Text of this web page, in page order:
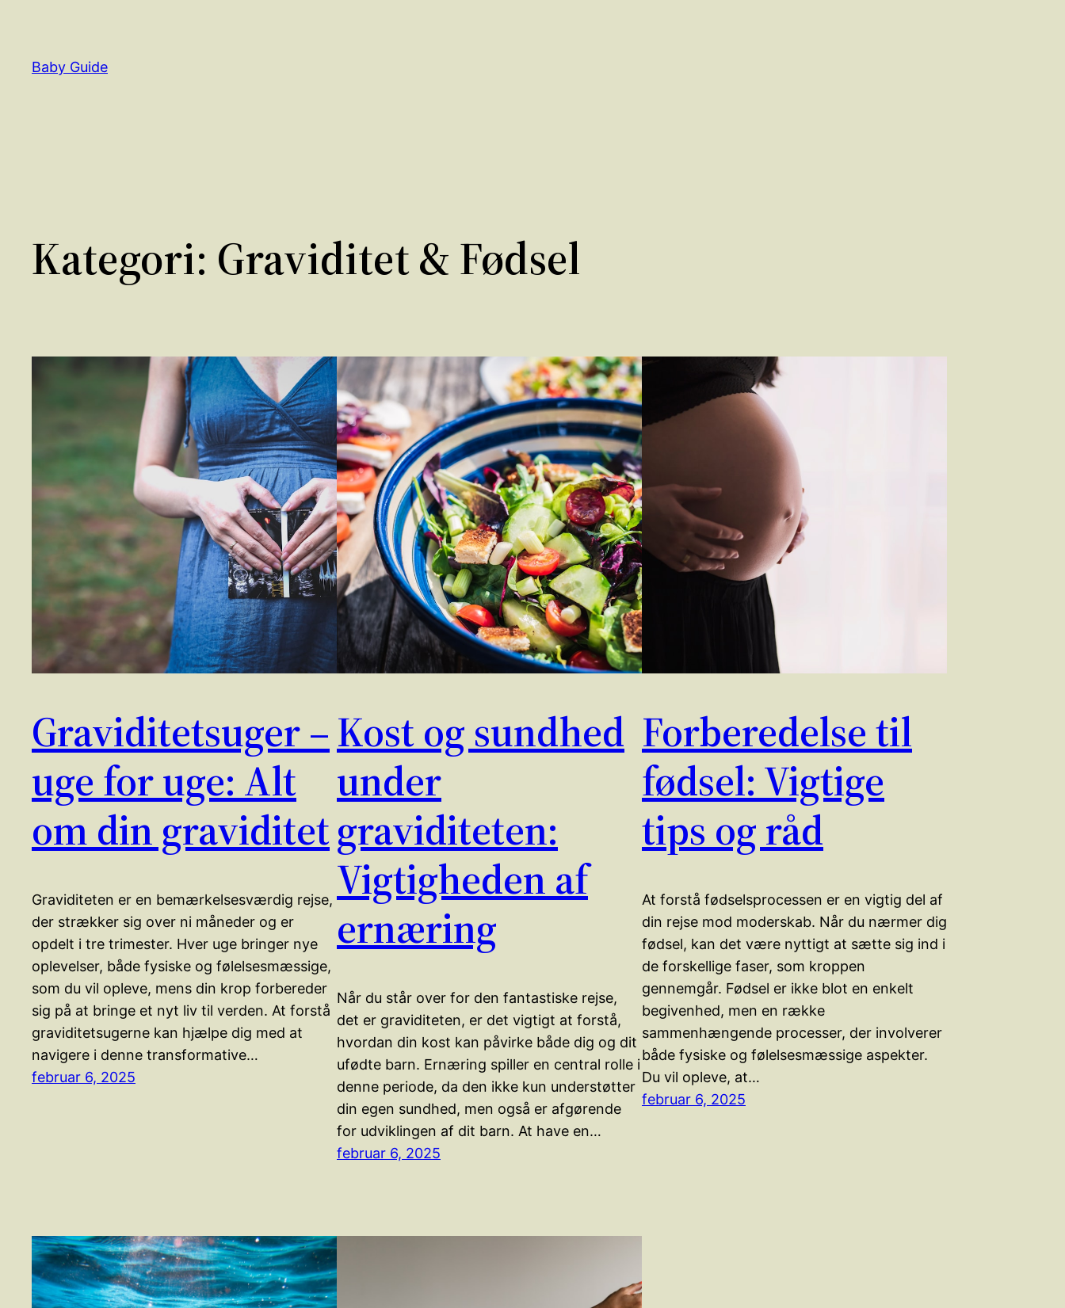
indhold
Baby Guide
Kategori: Graviditet & Fødsel
Graviditetsuger –
uge for uge: Alt
om din graviditet
Graviditeten er en bemærkelsesværdig rejse,
der strækker sig over ni måneder og er
opdelt i tre trimester. Hver uge bringer nye
oplevelser, både fysiske og følelsesmæssige,
som du vil opleve, mens din krop forbereder
sig på at bringe et nyt liv til verden. At forstå
graviditetsugerne kan hjælpe dig med at
navigere i denne transformative…
februar 6, 2025
Kost og sundhed
under
graviditeten:
Vigtigheden af
ernæring
Når du står over for den fantastiske rejse,
det er graviditeten, er det vigtigt at forstå,
hvordan din kost kan påvirke både dig og dit
ufødte barn. Ernæring spiller en central rolle i
denne periode, da den ikke kun understøtter
din egen sundhed, men også er afgørende
for udviklingen af dit barn. At have en…
februar 6, 2025
Forberedelse til
fødsel: Vigtige
tips og råd
At forstå fødselsprocessen er en vigtig del af
din rejse mod moderskab. Når du nærmer dig
fødsel, kan det være nyttigt at sætte sig ind i
de forskellige faser, som kroppen
gennemgår. Fødsel er ikke blot en enkelt
begivenhed, men en række
sammenhængende processer, der involverer
både fysiske og følelsesmæssige aspekter.
Du vil opleve, at…
februar 6, 2025